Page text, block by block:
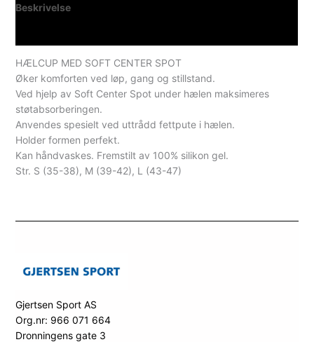
Beskrivelse
HÆLCUP MED SOFT CENTER SPOT
Øker komforten ved løp, gang og stillstand.
Ved hjelp av Soft Center Spot under hælen maksimeres
støtabsorberingen.
Anvendes spesielt ved uttrådd fettpute i hælen.
Holder formen perfekt.
Kan håndvaskes. Fremstilt av 100% silikon gel.
Str. S (35-38), M (39-42), L (43-47)
Gjertsen Sport AS
Org.nr: 966 071 664
Dronningens gate 3